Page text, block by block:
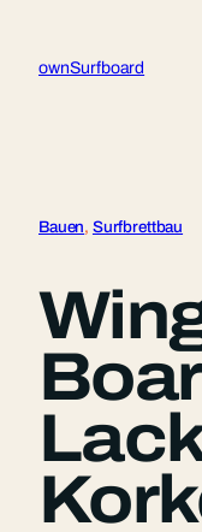
springen
ownSurfboard
Bauen, Surfbrettbau